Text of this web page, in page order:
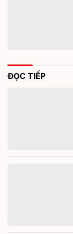
ĐỌC TIẾP